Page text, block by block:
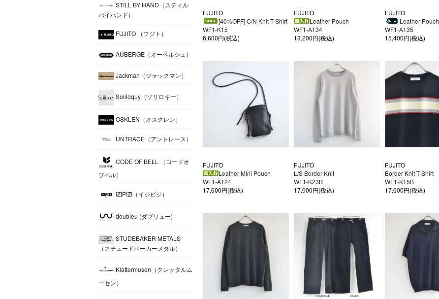
STILL BY HAND（スティル
バイハンド）
FUJITO （フジト）
AUBERGE（オーベルジュ）
Jackman（ジャックマン）
Soliloquy（ソリロキー）
OSKLEN（オスクレン）
UNTRACE（アントレース）
CODE OF BELL （コードオ
ブベル）
IZIPIZI（イジピジ）
doubleu (ダブリュー)
STUDEBAKER METALS
（スチュードベーカーメタル）
Klattermusen（クレッタルム
ーセン）
FUJITO
[40%OFF] C/N Knit T-Shirt
WF1-K15
6,600円(税込)
FUJITO
Leather Pouch
WF1-A134
13,200円(税込)
FUJITO
Leather Pouch
WF1-A135
15,400円(税込)
FUJITO
Leather Mini Pouch
WF1-A124
17,600円(税込)
FUJITO
L/S Border Knit
WF1-K23B
17,600円(税込)
FUJITO
Border Knit T-Shirt
WF1-K15B
17,600円(税込)